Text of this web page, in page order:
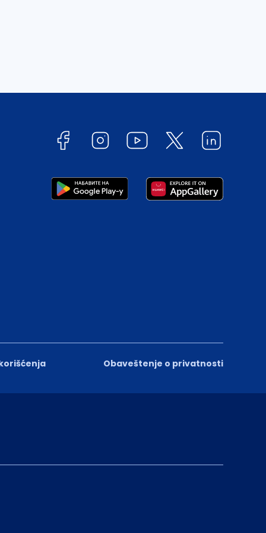
Obaveštenje o privatnosti